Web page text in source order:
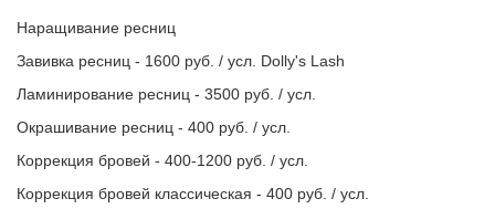
Наращивание ресниц
Завивка ресниц - 1600 руб. / усл. Dolly's Lash
Ламинирование ресниц - 3500 руб. / усл.
Окрашивание ресниц - 400 руб. / усл.
Коррекция бровей - 400-1200 руб. / усл.
Коррекция бровей классическая - 400 руб. / усл.